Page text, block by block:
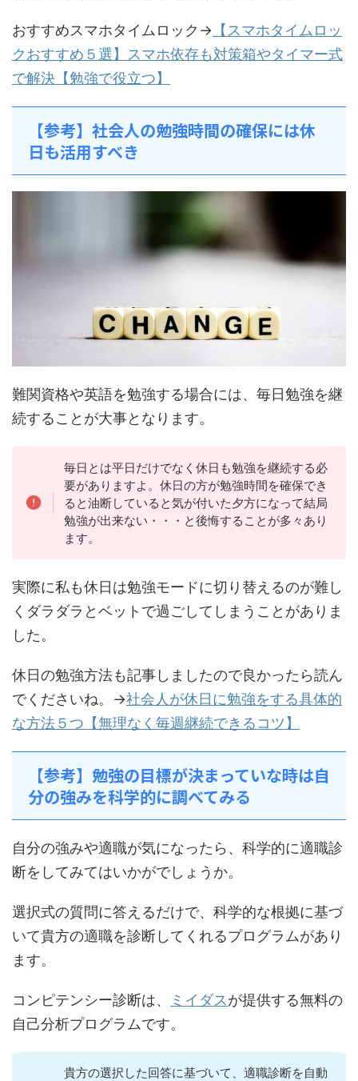
おすすめスマホタイムロック→ 【スマホタイムロッ
クおすすめ５選】スマホ依存も対策箱やタイマー式
で解決【勉強で役立つ】
【参考】社会人の勉強時間の確保には休
日も活用すべき
難関資格や英語を勉強する場合には、毎日勉強を継
続することが大事となります。
毎日とは平日だけでなく休日も勉強を継続する必
要がありますよ。休日の方が勉強時間を確保でき
ると油断していると気が付いた夕方になって結局
勉強が出来ない・・・と後悔することが多々あり
ます。
実際に私も休日は勉強モードに切り替えるのが難し
くダラダラとベットで過ごしてしまうことがありま
した。
休日の勉強方法も記事しましたので良かったら読ん
でくださいね。→社会人が休日に勉強をする具体的
な方法５つ【無理なく毎週継続できるコツ】
【参考】勉強の目標が決まっていな時は自
分の強みを科学的に調べてみる
自分の強みや適職が気になったら、科学的に適職診
断をしてみてはいかがでしょうか。
選択式の質問に答えるだけで、科学的な根拠に基づ
いて貴方の適職を診断してくれるプログラムがあり
ます。
コンピテンシー診断は、 ミイダスが提供する無料の
自己分析プログラムです。
貴方の選択した回答に基づいて、適職診断を自動